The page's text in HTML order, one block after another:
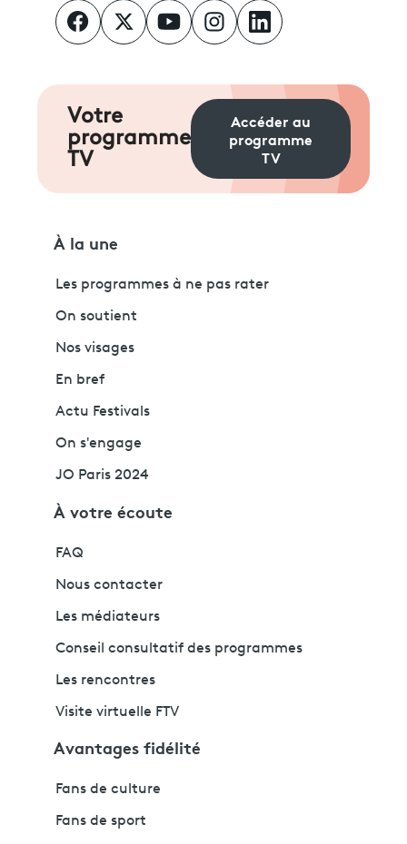
Votre
programme
TV
Accéder au
programme
TV
À la une
Les programmes à ne pas rater
On soutient
Nos visages
En bref
Actu Festivals
On s'engage
JO Paris 2024
À votre écoute
FAQ
Nous contacter
Les médiateurs
Conseil consultatif des programmes
Les rencontres
Visite virtuelle FTV
Avantages fidélité
Fans de culture
Fans de sport